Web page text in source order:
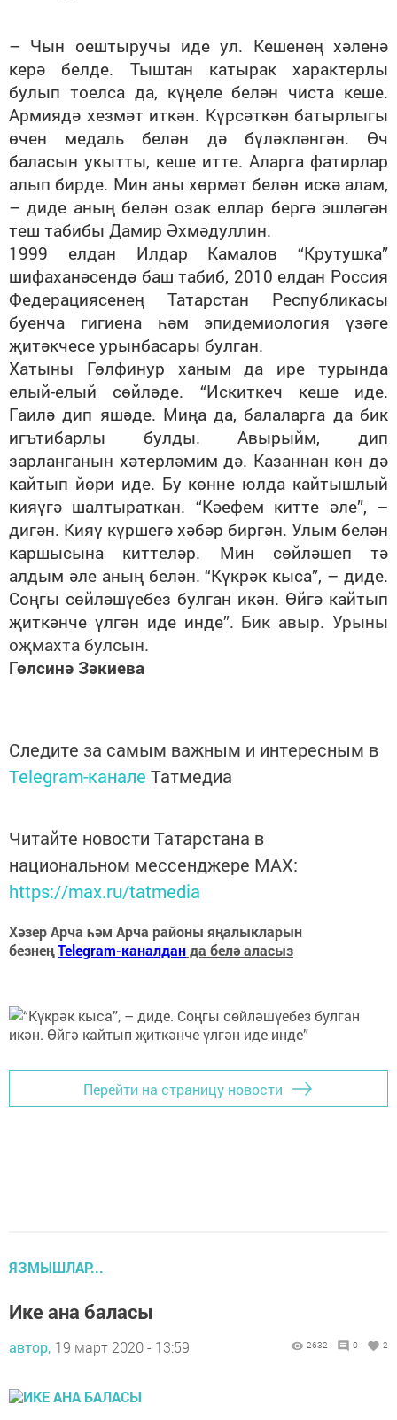
– Чын оештыручы иде ул. Кешенең хәленә
керә белде. Тыштан катырак характерлы
булып тоелса да, күңеле белән чиста кеше.
Армиядә хезмәт иткән. Күрсәткән батырлыгы
өчен медаль белән дә бүләкләнгән. Өч
баласын укытты, кеше итте. Аларга фатирлар
алып бирде. Мин аны хөрмәт белән искә алам,
– диде аның белән озак еллар бергә эшләгән
теш табибы Дамир Әхмәдуллин.
1999 елдан Илдар Камалов “Крутушка”
шифаханәсендә баш табиб, 2010 елдан Россия
Федерациясенең Татарстан Республикасы
буенча гигиена һәм эпидемиология үзәге
җитәкчесе урынбасары булган.
Хатыны Гөлфинур ханым да ире турында
елый-елый сөйләде. “Искиткеч кеше иде.
Гаилә дип яшәде. Миңа да, балаларга да бик
игътибарлы булды. Авырыйм, дип
зарланганын хәтерләмим дә. Казаннан көн дә
кайтып йөри иде. Бу көнне юлда кайтышлый
кияүгә шалтыраткан. “Кәефем китте әле”, –
дигән. Кияү күршегә хәбәр биргән. Улым белән
каршысына киттеләр. Мин сөйләшеп тә
алдым әле аның белән. “Күкрәк кыса”, – диде.
Соңгы сөйләшүебез булган икән. Өйгә кайтып
җиткәнче үлгән иде инде”. Бик авыр. Урыны
оҗмахта булсын.
Гөлсинә Зәкиева
Следите за самым важным и интересным в
Telegram-канале Татмедиа
Читайте новости Татарстана в
национальном мессенджере MАХ:
https://max.ru/tatmedia
Хәзер Арча һәм Арча районы яңалыкларын
безнеңTelegram-каналданда белә аласыз
Перейти на страницу новости
ЯЗМЫШЛАР...
Ике ана баласы
автор, 19 март 2020 - 13:59 2632 0 2